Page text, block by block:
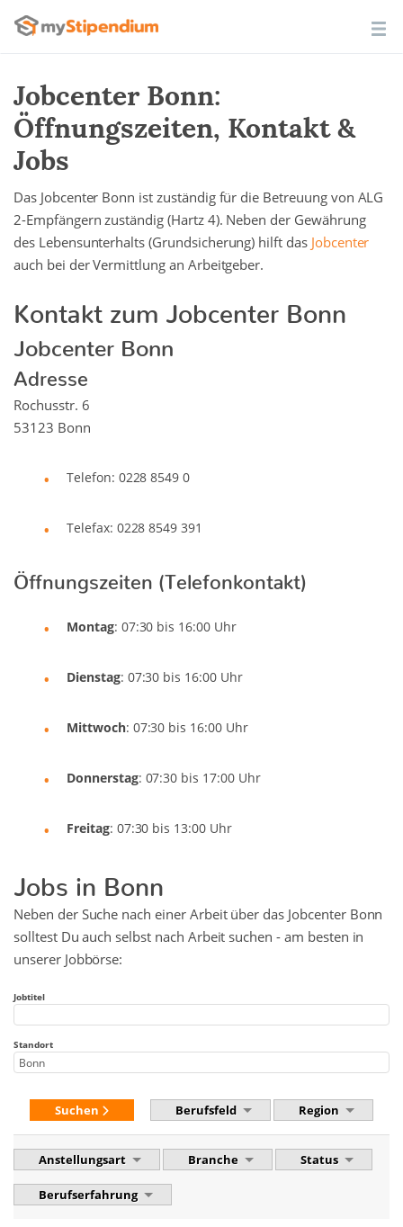
Jobcenter Bonn:
Öffnungszeiten, Kontakt &
Jobs
Das Jobcenter Bonn ist zuständig für die Betreuung von ALG
2-Empfängern zuständig (Hartz 4). Neben der Gewährung
des Lebensunterhalts (Grundsicherung) hilft das Jobcenter
auch bei der Vermittlung an Arbeitgeber.
Kontakt zum Jobcenter Bonn
Jobcenter Bonn
Adresse
Rochusstr. 6
53123 Bonn
Telefon: 0228 8549 0
Telefax: 0228 8549 391
Öffnungszeiten (Telefonkontakt)
Montag: 07:30 bis 16:00 Uhr
Dienstag: 07:30 bis 16:00 Uhr
Mittwoch: 07:30 bis 16:00 Uhr
Donnerstag: 07:30 bis 17:00 Uhr
Freitag: 07:30 bis 13:00 Uhr
Jobs in Bonn
Neben der Suche nach einer Arbeit über das Jobcenter Bonn
solltest Du auch selbst nach Arbeit suchen - am besten in
unserer Jobbörse:
Jobtitel
Standort
Suchen Berufsfeld Region
Anstellungsart Branche Status
Berufserfahrung